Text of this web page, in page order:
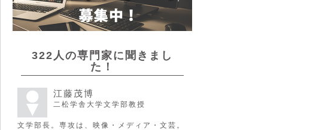
322人の専門家に聞きまし
た！
江藤茂博
二松学舎大学文学部教授
文学部長。専攻は、映像・メディア・文芸。